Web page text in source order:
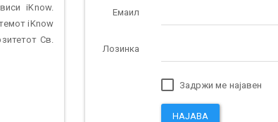
iKnow.
iKnow
Св.
Емаил
Лозинка
Задржи ме најавен
НАЈАВА